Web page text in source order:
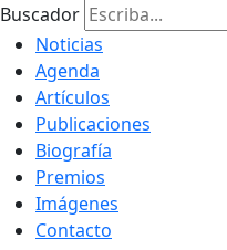
Buscador
Noticias
Agenda
Artículos
Publicaciones
Biografía
Premios
Imágenes
Contacto